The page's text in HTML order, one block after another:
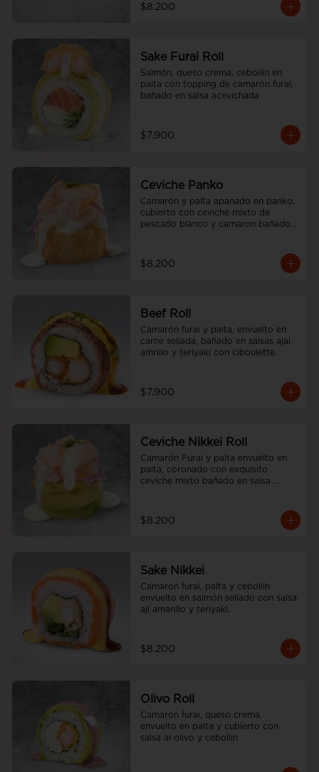
$8.200
Sake Furai Roll
Salmón, queso crema, cebollín en
palta con topping de camarón furai,
bañado en salsa acevichada
$7.900
Ceviche Panko
Camarón y palta apanado en panko,
cubierto con ceviche mixto de
pescado blanco y camaron bañado
$8.200
Beef Roll
Camarón furai y palta, envuelto en
carne sellada, bañado en salsas ajai
amrillo y teriyaki con ciboulette.
$7.900
Ceviche Nikkei Roll
Camarón Furai y palta envuelto en
palta, coronado con exquisito
ceviche mixto bañado en salsa
$8.200
Sake Nikkei
Camarón furai, palta y cebollín
envuelto en salmón sellado con salsa
ají amarillo y teriyaki.
$8.200
Olivo Roll
Camarón furai, queso crema,
envuelto en palta y cubierto con
salsa al olivo y cebollín